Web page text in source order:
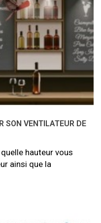
SON VENTILATEUR DE
hauteur vous
ainsi que la